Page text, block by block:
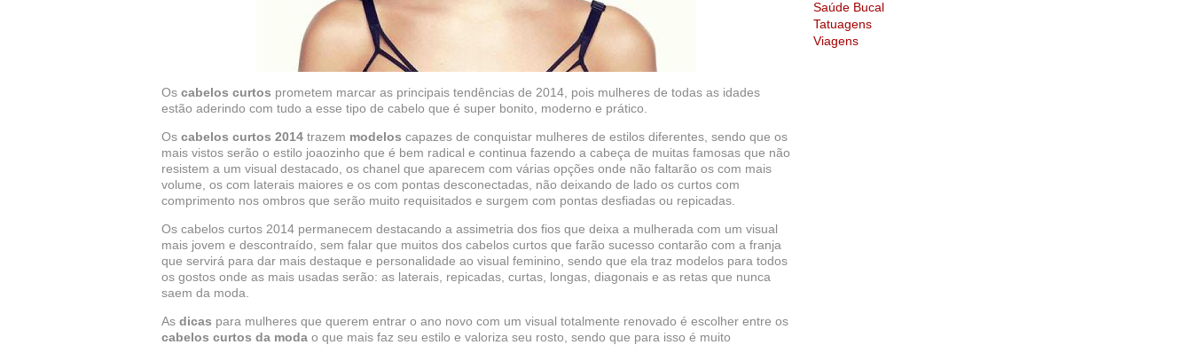
Os cabelos curtos prometem marcar as principais tendências de 2014, pois mulheres de todas as idades
estão aderindo com tudo a esse tipo de cabelo que é super bonito, moderno e prático.
Os cabelos curtos 2014 trazem modelos capazes de conquistar mulheres de estilos diferentes, sendo que os
mais vistos serão o estilo joaozinho que é bem radical e continua fazendo a cabeça de muitas famosas que não
resistem a um visual destacado, os chanel que aparecem com várias opções onde não faltarão os com mais
volume, os com laterais maiores e os com pontas desconectadas, não deixando de lado os curtos com
comprimento nos ombros que serão muito requisitados e surgem com pontas desfiadas ou repicadas.
Os cabelos curtos 2014 permanecem destacando a assimetria dos fios que deixa a mulherada com um visual
mais jovem e descontraído, sem falar que muitos dos cabelos curtos que farão sucesso contarão com a franja
que servirá para dar mais destaque e personalidade ao visual feminino, sendo que ela traz modelos para todos
os gostos onde as mais usadas serão: as laterais, repicadas, curtas, longas, diagonais e as retas que nunca
saem da moda.
As dicas para mulheres que querem entrar o ano novo com um visual totalmente renovado é escolher entre os
cabelos curtos da moda o que mais faz seu estilo e valoriza seu rosto, sendo que para isso é muito
Saúde Bucal
Tatuagens
Viagens